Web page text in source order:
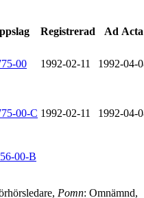
Registrerad Ad Acta
00 1992-02-11 1992-04-
00-C 1992-02-11 1992-04-
00-B
Pomn: Omnämnd,